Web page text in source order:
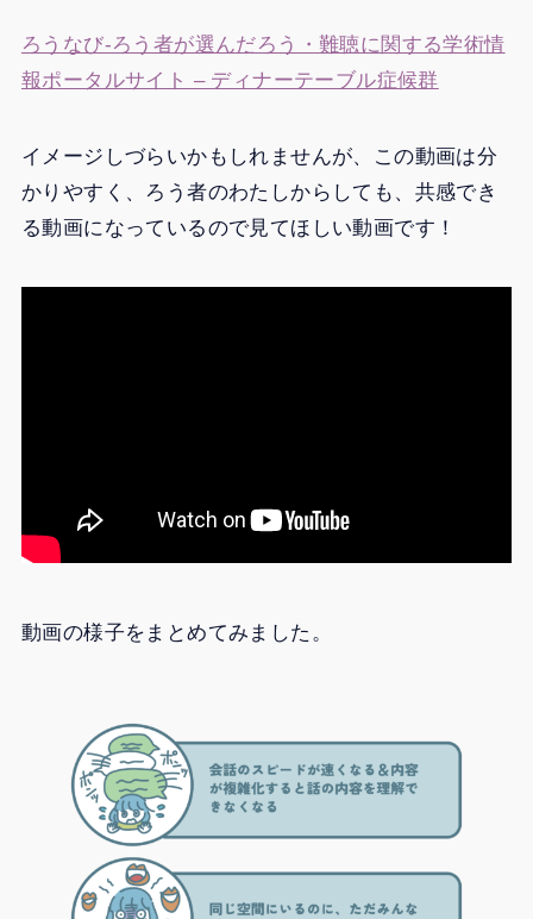
ろうなび-ろう者が選んだろう・難聴に関する学術情
報ポータルサイト – ディナーテーブル症候群
イメージしづらいかもしれませんが、この動画は分
かりやすく、ろう者のわたしからしても、共感でき
る動画になっているので見てほしい動画です！
動画の様子をまとめてみました。